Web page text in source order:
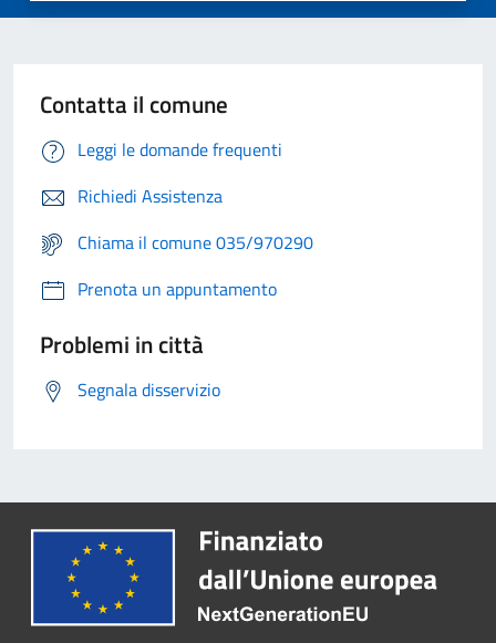
Contatta il comune
Leggi le domande frequenti
Richiedi Assistenza
Chiama il comune 035/970290
Prenota un appuntamento
Problemi in città
Segnala disservizio